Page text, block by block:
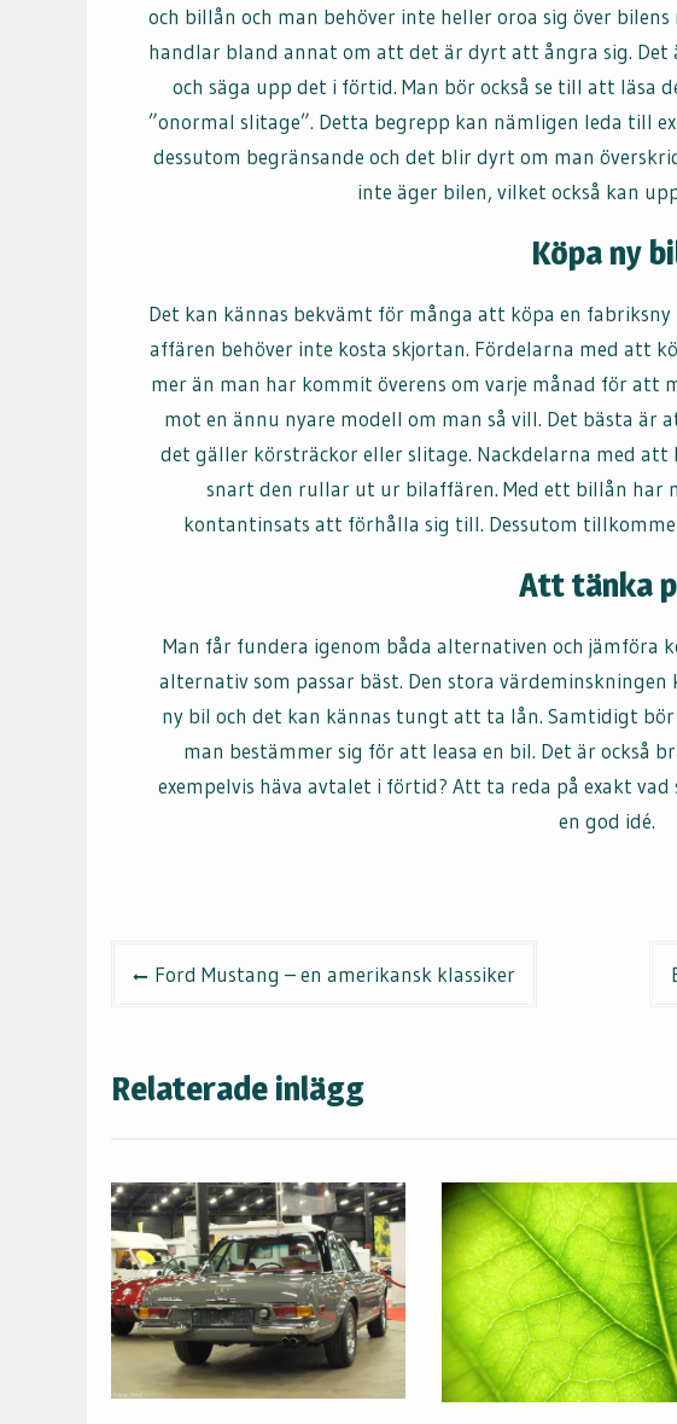
och billån och man behöver inte heller oroa sig över
handlar bland annat om att det är dyrt att ångra sig.
och säga upp det i förtid. Man bör också se till att läsa
”onormal slitage”. Detta begrepp kan nämligen leda till
dessutom begränsande och det blir dyrt om man
inte äger bilen, vilket också kan
Köpa ny
Det kan kännas bekvämt för många att köpa en
affären behöver inte kosta skjortan. Fördelarna med att
mer än man har kommit överens om varje månad för att
mot en ännu nyare modell om man så vill. Det bästa
det gäller körsträckor eller slitage. Nackdelarna med att
snart den rullar ut ur bilaffären. Med ett billån har
kontantinsats att förhålla sig till. Dessutom
Att tänka
Man får fundera igenom båda alternativen och
alternativ som passar bäst. Den stora
ny bil och det kan kännas tungt att ta lån. Samtidigt
man bestämmer sig för att leasa en bil. Det är också
exempelvis häva avtalet i förtid? Att ta reda på exakt
en god idé.
Inläggsnavigering
Ford Mustang – en amerikansk klassiker
Relaterade inlägg